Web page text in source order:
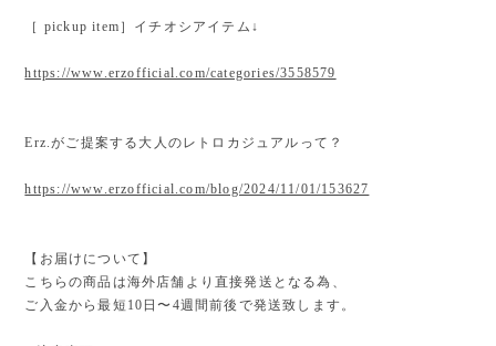
［ pickup item］イチオシアイテム↓
https://www.erzofficial.com/categories/3558579
Erz.がご提案する大人のレトロカジュアルって？
https://www.erzofficial.com/blog/2024/11/01/153627
【お届けについて】
こちらの商品は海外店舗より直接発送となる為、
ご入金から最短10日〜4週間前後で発送致します。